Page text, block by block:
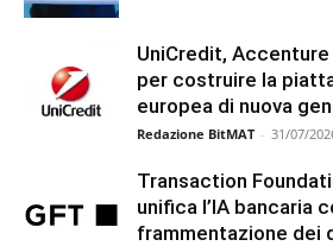
UniCredit,
per costruire la
europea di nuova
Redazione BitMAT - 31/07/
Transaction
unifica l’IA bancaria
frammentazione dei